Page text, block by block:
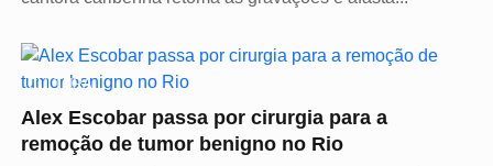
CULTURA
Alex Escobar passa por cirurgia para a
remoção de tumor benigno no Rio